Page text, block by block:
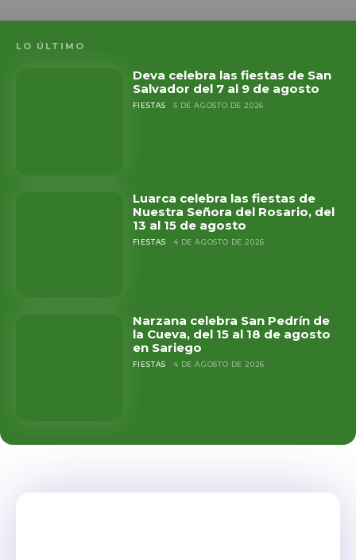
LO ÚLTIMO
Deva celebra las fiestas de San
Salvador del 7 al 9 de agosto
FIESTAS 5 DE AGOSTO DE 2026
Luarca celebra las fiestas de
Nuestra Señora del Rosario, del
13 al 15 de agosto
FIESTAS 4 DE AGOSTO DE 2026
Narzana celebra San Pedrín de
la Cueva, del 15 al 18 de agosto
en Sariego
FIESTAS 4 DE AGOSTO DE 2026